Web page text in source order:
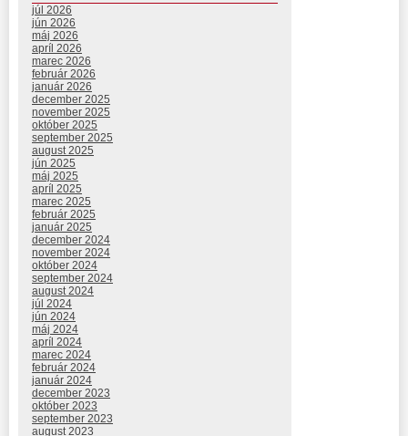
júl 2026
jún 2026
máj 2026
apríl 2026
marec 2026
február 2026
január 2026
december 2025
november 2025
október 2025
september 2025
august 2025
jún 2025
máj 2025
apríl 2025
marec 2025
február 2025
január 2025
december 2024
november 2024
október 2024
september 2024
august 2024
júl 2024
jún 2024
máj 2024
apríl 2024
marec 2024
február 2024
január 2024
december 2023
október 2023
september 2023
august 2023